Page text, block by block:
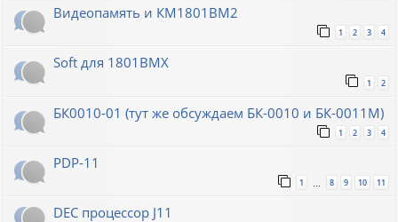
Видеопамять и КМ1801ВМ2
1 2 3 4
Soft для 1801ВМХ
1 2
БК0010-01 (тут же обсуждаем БК-0010 и БК-0011М)
1 2 3 4
PDP-11
1 8 9 10 11
DEC процессор J11